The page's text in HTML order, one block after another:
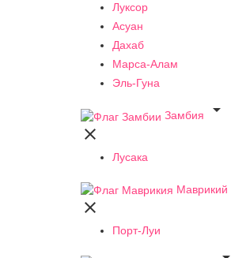
Луксор
Асуан
Дахаб
Марса-Алам
Эль-Гуна
Замбия


Лусака
Маврикий

Порт-Луи